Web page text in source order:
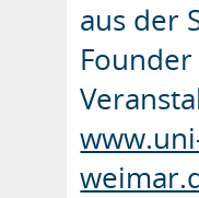
aus der